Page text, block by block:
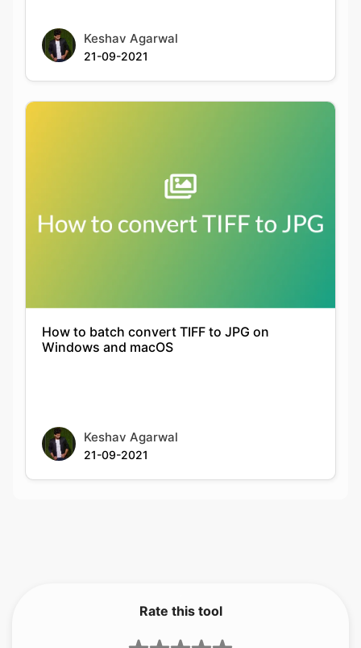
Keshav Agarwal
21-09-2021
How to batch convert TIFF to JPG on
Windows and macOS
Keshav Agarwal
21-09-2021
Rate this tool